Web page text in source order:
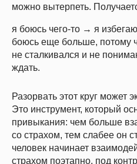
можно вытерпеть.
я боюсь чего-то → я
боюсь еще больше, потому
не сталкивался и не
ждать.
Разорвать этот круг может
Это инструмент, который
привыкания: чем больше
со страхом, тем слабее он
человек начинает
страхом поэтапно, под